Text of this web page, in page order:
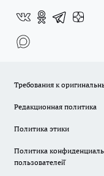
Требования к
Редакционная политика
Политика этики
Политика
пользователей̆